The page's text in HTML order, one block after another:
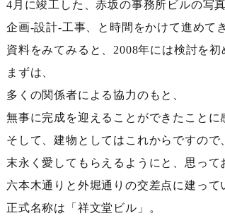
4月に竣工した、赤坂の事務所ビルの写
企画-設計-工事、と時間をかけて進めて
資料をみてみると、2008年には検討を初
まずは、
多くの関係者による協力のもと、
無事に完成を迎えることができたことに
そして、建物としてはこれからですので
末永く愛してもらえるようにと、思って
六本木通りと外堀通りの交差点に建って
正式名称は「祥文堂ビル」。